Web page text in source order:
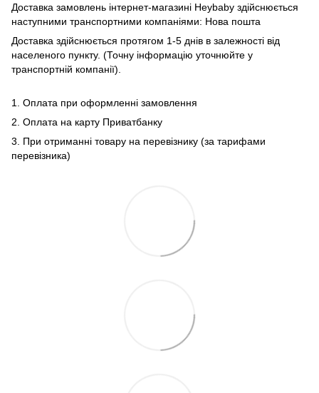
Доставка замовлень інтернет-магазині Heybaby здійснюється
наступними транспортними компаніями: Нова пошта
Доставка здійснюється протягом 1-5 днів в залежності від
населеного пункту. (Точну інформацію уточнюйте у
транспортній компанії).
1. Оплата при оформленні замовлення
2. Оплата на карту Приватбанку
3. При отриманні товару на перевізнику (за тарифами
перевізника)